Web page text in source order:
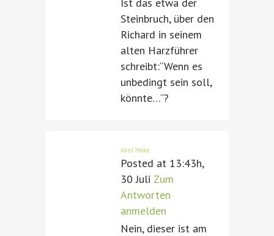
Steinbruch, über den
Richard in seinem
alten Harzführer
schreibt:“Wenn es
unbedingt sein soll,
könnte…“?
Axel Hake
Posted at 13:43h,
30 Juli Zum
Antworten
anmelden
Nein, dieser ist am